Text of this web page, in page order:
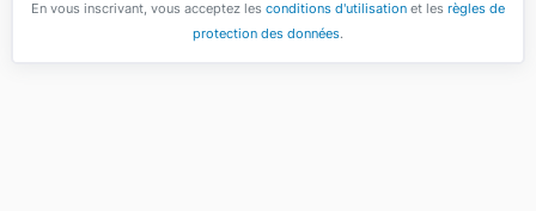
En vous inscrivant, vous acceptez les conditions d'utilisationet les règles de
protection des données.